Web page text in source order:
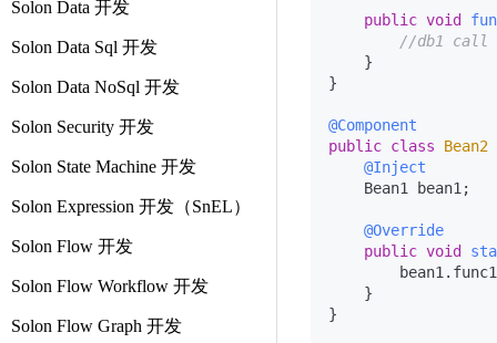
Solon Data 开发
Solon Data Sql 开发
Solon Data NoSql 开发
Solon Security 开发
Solon State Machine 开发
Solon Expression 开发（SnEL）
Solon Flow 开发
Solon Flow Workflow 开发
Solon Flow Graph 开发
public void
//db1 call
    }
}
@Component
public class
Bean2
@Inject
    Bean1 bean1;
@Override
public void
    }